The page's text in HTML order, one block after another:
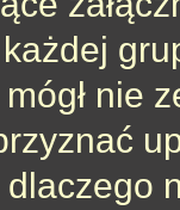
nie